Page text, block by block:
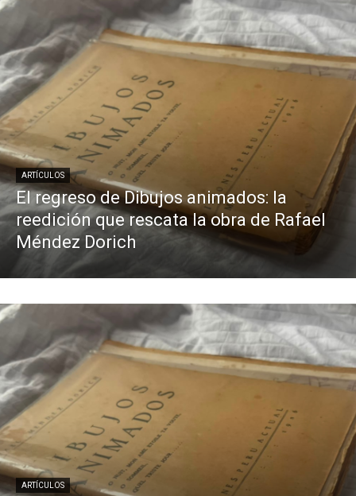
ARTÍCULOS
El regreso de Dibujos animados: la
reedición que rescata la obra de Rafael
Méndez Dorich
ARTÍCULOS